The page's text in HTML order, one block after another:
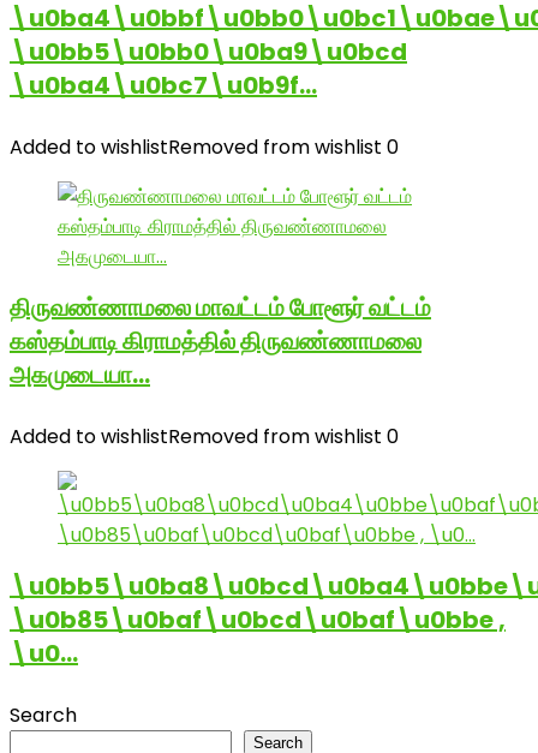
\u0bb5\u0bb0\u0ba9\u0bcd
\u0ba4\u0bc7\u0b9f…
Added to wishlistRemoved from wishlist 0
திருவண்ணாமலை மாவட்டம் போளூர் வட்டம்
கஸ்தம்பாடி கிராமத்தில் திருவண்ணாமலை
அகமுடையா…
Added to wishlistRemoved from wishlist 0
\u0b85\u0baf\u0bcd\u0baf\u0bbe ,
\u0…
Search
Search